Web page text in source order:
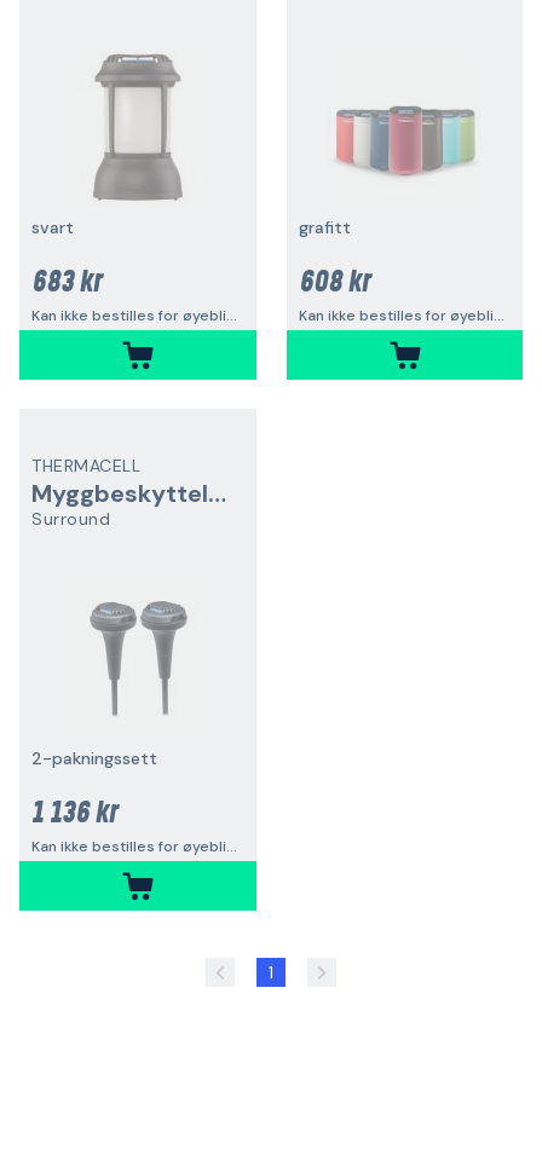
svart
683 kr
Kan ikke bestilles for øyeblikket
grafitt
608 kr
Kan ikke bestilles for øyeblikket
THERMACELL
Myggbeskyttelse
Surround
2-pakningssett
1 136 kr
Kan ikke bestilles for øyeblikket
1